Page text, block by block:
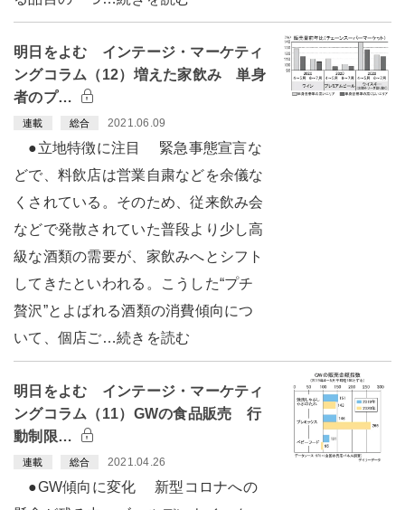
明日をよむ インテージ・マーケティ
ングコラム（12）増えた家飲み 単身
者のプ…
連載 総合 2021.06.09
●立地特徴に注目 緊急事態宣言な
どで、料飲店は営業自粛などを余儀な
くされている。そのため、従来飲み会
などで発散されていた普段より少し高
級な酒類の需要が、家飲みへとシフト
してきたといわれる。こうした“プチ
贅沢”とよばれる酒類の消費傾向につ
いて、個店ご…続きを読む
明日をよむ インテージ・マーケティ
ングコラム（11）GWの食品販売 行
動制限…
連載 総合 2021.04.26
●GW傾向に変化 新型コロナへの